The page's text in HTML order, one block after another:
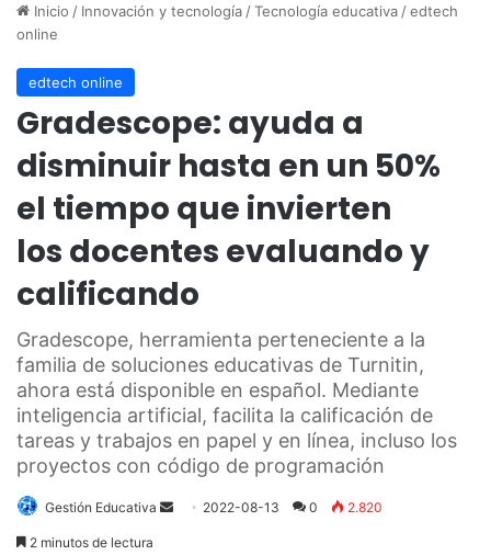
Inicio / Innovación y tecnología /Tecnología educativa /edtech
online
edtech online
Gradescope: ayuda a
disminuir hasta en un 50%
el tiempo que invierten
los docentes evaluando y
calificando
Gradescope, herramienta perteneciente a la
familia de soluciones educativas de Turnitin,
ahora está disponible en español. Mediante
inteligencia artificial, facilita la calificación de
tareas y trabajos en papel y en línea, incluso los
proyectos con código de programación
Gestión Educativa
Send 2022-08-13 0 2.820
2 minutos de lectura